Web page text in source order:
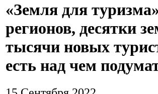
«Земля для
регионов, десятки
тысячи новых
есть над чем